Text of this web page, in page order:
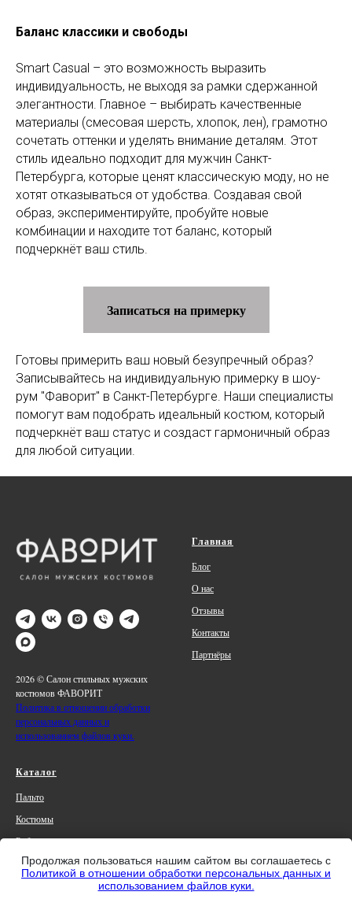
Продолжая пользоваться нашим сайтом вы соглашаетесь с
Политикой в отношении обработки персональных данных и
использованием файлов куки.
Баланс классики и свободы
Smart Casual – это возможность выразить
индивидуальность, не выходя за рамки сдержанной
элегантности. Главное – выбирать качественные
материалы (смесовая шерсть, хлопок, лен), грамотно
сочетать оттенки и уделять внимание деталям. Этот
стиль идеально подходит для мужчин Санкт-
Петербурга, которые ценят классическую моду, но не
хотят отказываться от удобства. Создавая свой
образ, экспериментируйте, пробуйте новые
комбинации и находите тот баланс, который
подчеркнёт ваш стиль.
Записаться на примерку
Готовы примерить ваш новый безупречный образ?
Записывайтесь на индивидуальную примерку в шоу-
рум "Фаворит" в Санкт-Петербурге. Наши специалисты
помогут вам подобрать идеальный костюм, который
подчеркнёт ваш статус и создаст гармоничный образ
для любой ситуации.
2026 © Салон стильных мужских
костюмов ФАВОРИТ
Политика в отношении обработки
персональных данных и
использованием файлов куки.
Главная
Блог
О нас
Отзывы
Контакты
Партнёры
Каталог
Пальто
Костюмы
Рубашки
Обувь